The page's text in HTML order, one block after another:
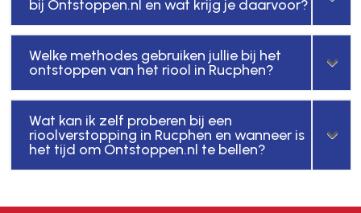
bij Ontstoppen.nl en wat krijg je daarvoor?
Welke methodes gebruiken jullie bij het
ontstoppen van het riool in Rucphen?
Wat kan ik zelf proberen bij een
rioolverstopping in Rucphen en wanneer is
het tijd om Ontstoppen.nl te bellen?